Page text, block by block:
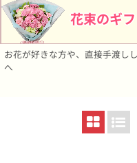
花束のギ
お花が好きな方や、直接手渡し
へ